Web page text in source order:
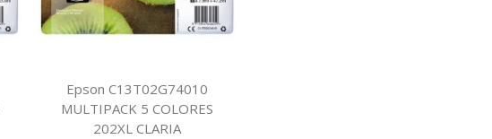
Epson C13T02G74010
MULTIPACK 5 COLORES
202XL CLARIA